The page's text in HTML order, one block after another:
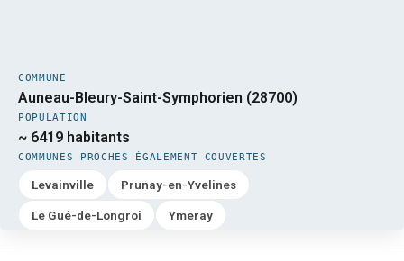
COMMUNE
Auneau-Bleury-Saint-Symphorien (28700)
POPULATION
~ 6419 habitants
COMMUNES PROCHES ÉGALEMENT COUVERTES
Levainville Prunay-en-Yvelines
Le Gué-de-Longroi Ymeray